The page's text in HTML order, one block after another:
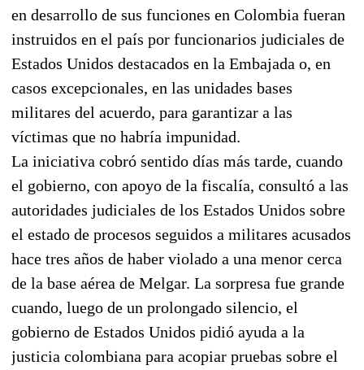
en desarrollo de sus funciones en Colombia fueran
instruidos en el país por funcionarios judiciales de
Estados Unidos destacados en la Embajada o, en
casos excepcionales, en las unidades bases
militares del acuerdo, para garantizar a las
víctimas que no habría impunidad.
La iniciativa cobró sentido días más tarde, cuando
el gobierno, con apoyo de la fiscalía, consultó a las
autoridades judiciales de los Estados Unidos sobre
el estado de procesos seguidos a militares acusados
hace tres años de haber violado a una menor cerca
de la base aérea de Melgar. La sorpresa fue grande
cuando, luego de un prolongado silencio, el
gobierno de Estados Unidos pidió ayuda a la
justicia colombiana para acopiar pruebas sobre el